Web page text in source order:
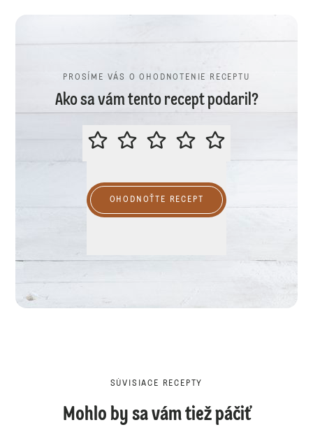
PROSÍME VÁS O OHODNOTENIE RECEPTU
Ako sa vám tento recept podaril?
PROSÍME VÁS O OHODNOTENIE
OHODNOŤTE RECEPT
SÚVISIACE RECEPTY
Mohlo by sa vám tiež páčiť